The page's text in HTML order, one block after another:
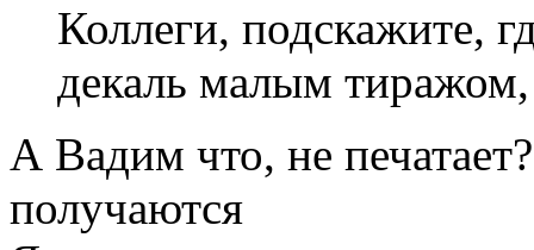
Коллеги, подскажите,
декаль малым
А Вадим что, не
получаются